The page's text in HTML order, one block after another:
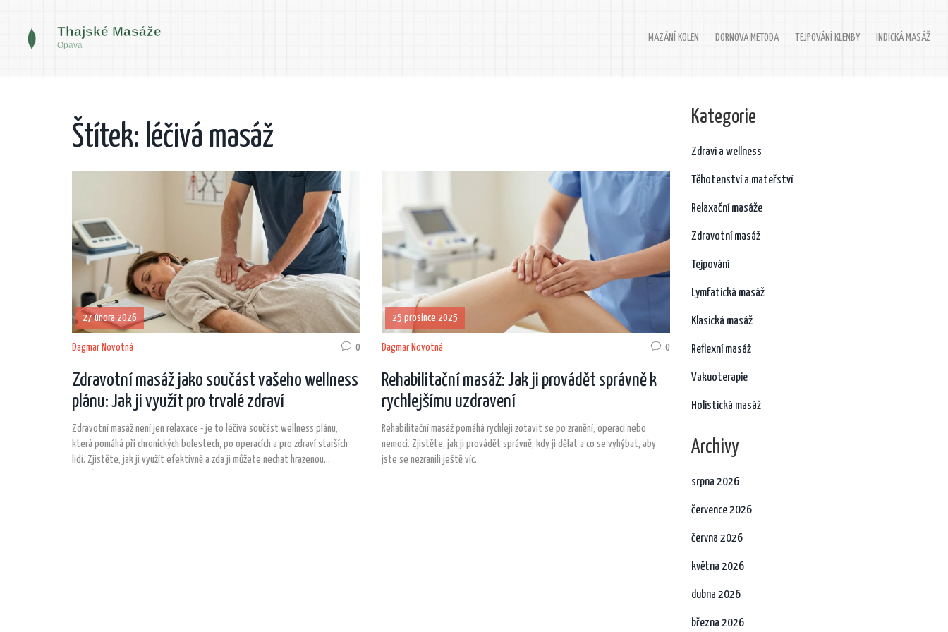
MAZÁNÍ KOLEN DORNOVA METODA TEJPOVÁNÍ KLENBY INDICKÁ MASÁŽ
Štítek: léčivá masáž
27 února 2026
Dagmar Novotná 0
Zdravotní masáž jako součást vašeho wellness
plánu: Jak ji využít pro trvalé zdraví
Zdravotní masáž není jen relaxace - je to léčivá součást wellness plánu,
která pomáhá při chronických bolestech, po operacích a pro zdraví starších
lidí. Zjistěte, jak ji využít efektivně a zda ji můžete nechat hrazenou
25 prosince 2025
Dagmar Novotná 0
Rehabilitační masáž: Jak ji provádět správně k
rychlejšímu uzdravení
Rehabilitační masáž pomáhá rychleji zotavit se po zranění, operaci nebo
nemoci. Zjistěte, jak ji provádět správně, kdy ji dělat a co se vyhýbat, aby
jste se nezranili ještě víc.
Kategorie
Zdraví a wellness
Těhotenství a mateřství
Relaxační masáže
Zdravotní masáž
Tejpování
Lymfatická masáž
Klasická masáž
Reflexní masáž
Vakuoterapie
Holistická masáž
Archivy
srpna 2026
července 2026
června 2026
května 2026
dubna 2026
března 2026